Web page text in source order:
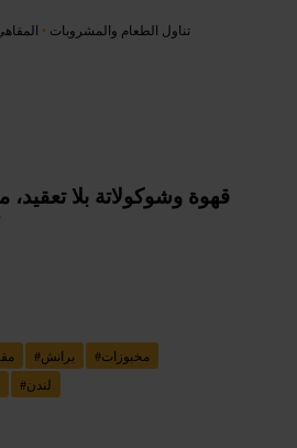
تناول الطعام والمشروبات •
قهوة وشوكولاتة بلا تعقيد،
#برانش #مخبوزات
#لندن